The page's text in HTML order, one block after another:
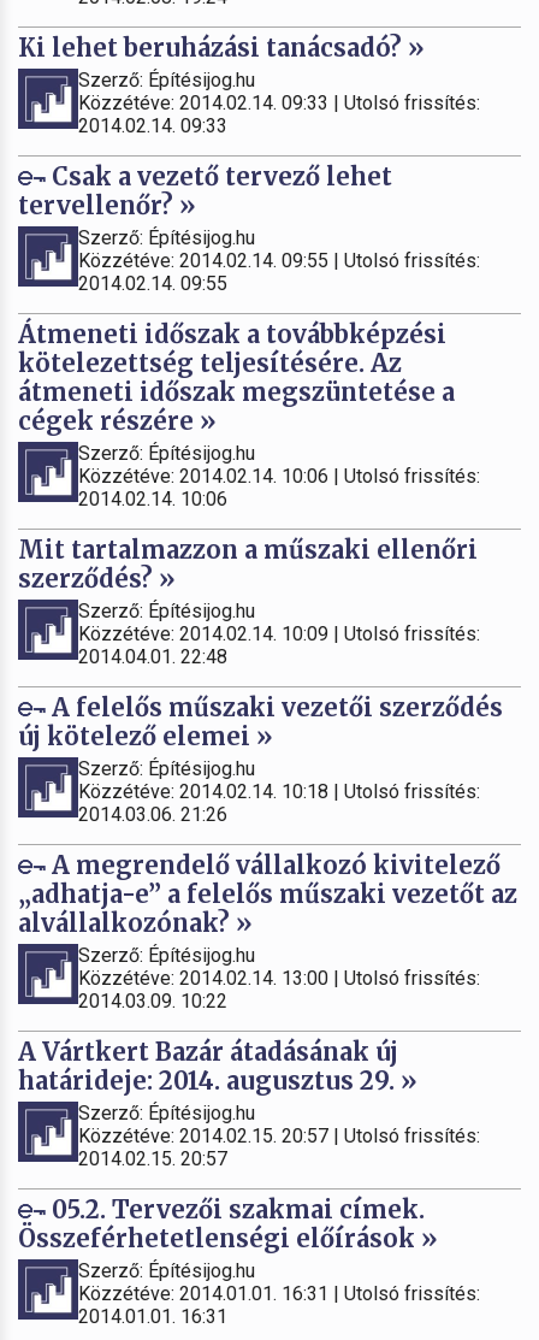
Ki lehet beruházási tanácsadó? »
Szerző: Építésijog.hu
Közzétéve: 2014.02.14. 09:33 | Utolsó frissítés:
2014.02.14. 09:33
Csak a vezető tervező lehet
tervellenőr? »
Szerző: Építésijog.hu
Közzétéve: 2014.02.14. 09:55 | Utolsó frissítés:
2014.02.14. 09:55
Átmeneti időszak a továbbképzési
kötelezettség teljesítésére. Az
átmeneti időszak megszüntetése a
cégek részére »
Szerző: Építésijog.hu
Közzétéve: 2014.02.14. 10:06 | Utolsó frissítés:
2014.02.14. 10:06
Mit tartalmazzon a műszaki ellenőri
szerződés? »
Szerző: Építésijog.hu
Közzétéve: 2014.02.14. 10:09 | Utolsó frissítés:
2014.04.01. 22:48
A felelős műszaki vezetői szerződés
új kötelező elemei »
Szerző: Építésijog.hu
Közzétéve: 2014.02.14. 10:18 | Utolsó frissítés:
2014.03.06. 21:26
A megrendelő vállalkozó kivitelező
„adhatja-e” a felelős műszaki vezetőt az
alvállalkozónak? »
Szerző: Építésijog.hu
Közzétéve: 2014.02.14. 13:00 | Utolsó frissítés:
2014.03.09. 10:22
A Vártkert Bazár átadásának új
határideje: 2014. augusztus 29. »
Szerző: Építésijog.hu
Közzétéve: 2014.02.15. 20:57 | Utolsó frissítés:
2014.02.15. 20:57
05.2. Tervezői szakmai címek.
Összeférhetetlenségi előírások »
Szerző: Építésijog.hu
Közzétéve: 2014.01.01. 16:31 | Utolsó frissítés:
2014.01.01. 16:31